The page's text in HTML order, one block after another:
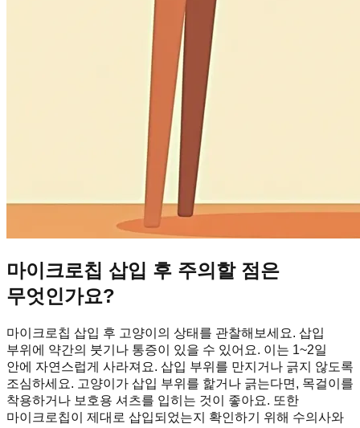
마이크로칩 삽입 후 주의할 점은
무엇인가요?
마이크로칩 삽입 후 고양이의 상태를 관찰해보세요. 삽입
부위에 약간의 붓기나 통증이 있을 수 있어요. 이는 1~2일
안에 자연스럽게 사라져요. 삽입 부위를 만지거나 긁지 않도록
조심하세요. 고양이가 삽입 부위를 핥거나 긁는다면, 목걸이를
착용하거나 보호용 셔츠를 입히는 것이 좋아요. 또한
마이크로칩이 제대로 삽입되었는지 확인하기 위해 수의사와